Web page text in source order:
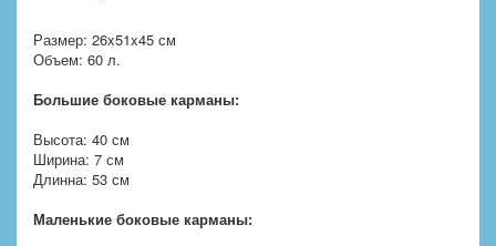
Размер: 26x51x45 см
Объем: 60 л.
Большие боковые карманы:
Высота: 40 см
Ширина: 7 см
Длинна: 53 см
Маленькие боковые карманы: